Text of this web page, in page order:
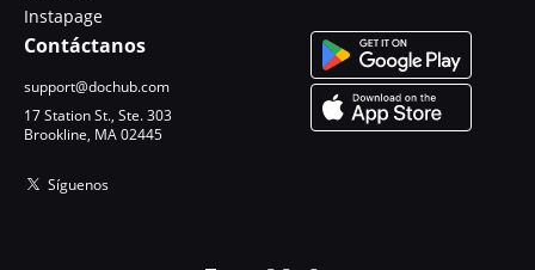
Instapage
Contáctanos
support@dochub.com
17 Station St., Ste. 303
Brookline, MA 02445
Síguenos